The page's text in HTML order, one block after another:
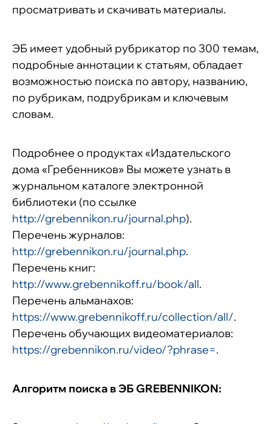
просматривать и скачивать материалы.
ЭБ имеет удобный рубрикатор по 300 темам,
подробные аннотации к статьям, обладает
возможностью поиска по автору, названию,
по рубрикам, подрубрикам и ключевым
словам.
Подробнее о продуктах «Издательского
дома «Гребенников» Вы можете узнать в
журнальном каталоге электронной
библиотеки (по ссылке
http://grebennikon.ru/journal.php).
Перечень журналов:
http://grebennikon.ru/journal.php.
Перечень книг:
http://www.grebennikoff.ru/book/all.
Перечень альманахов:
https://www.grebennikoff.ru/collection/all/.
Перечень обучающих видеоматериалов:
https://grebennikon.ru/video/?phrase=.
Алгоритм поиска вЭБ GREBENNIKON: